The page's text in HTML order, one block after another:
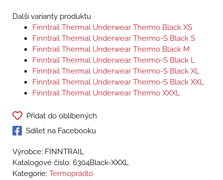
Další varianty produktu
Finntrail Thermal Underwear Thermo Black XS
Finntrail Thermal Underwear Thermo-S Black S
Finntrail Thermal Underwear Thermo Black M
Finntrail Thermal Underwear Thermo-S Black L
Finntrail Thermal Underwear Thermo-S Black XL
Finntrail Thermal Underwear Thermo-S Black XXL
Finntrail Thermal Underwear Thermo XXXL
Přidat do oblíbených
Sdílet na Facebooku
Výrobce: FINNTRAIL
Katalogové číslo: 6304Black-XXXL
Kategorie: Termoprádlo